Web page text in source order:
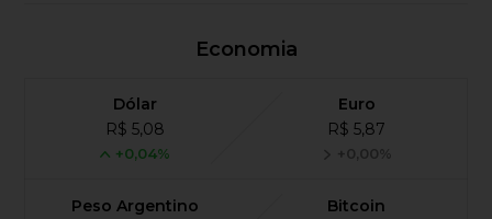
Economia
Dólar
R$ 5,08
+0,04%
Euro
R$ 5,87
+0,00%
Peso Argentino
Bitcoin